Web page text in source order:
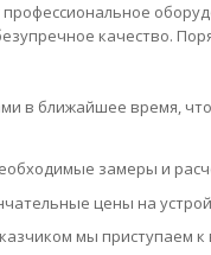
качество.
в ближайшее время,
замеры и
цены на
мы приступаем